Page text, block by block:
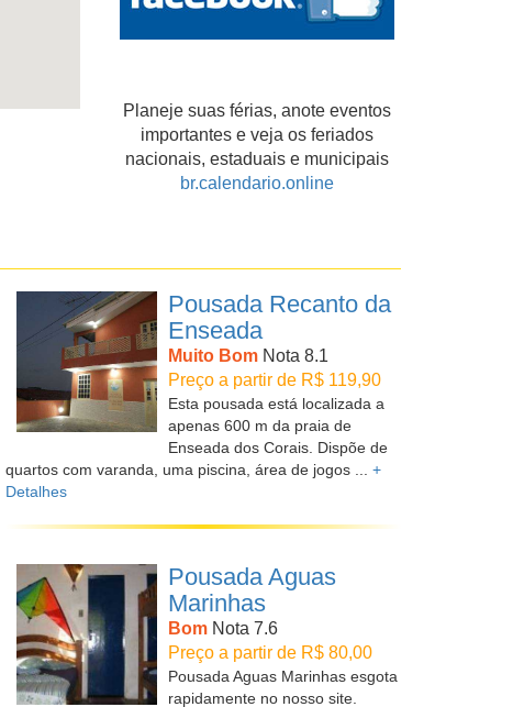
Planeje suas férias, anote eventos
importantes e veja os feriados
nacionais, estaduais e municipais
br.calendario.online
Pousada Recanto da
Enseada
Muito Bom Nota 8.1
Preço a partir de R$ 119,90
Esta pousada está localizada a
apenas 600 m da praia de
Enseada dos Corais. Dispõe de
quartos com varanda, uma piscina, área de jogos ... +
Detalhes
Pousada Aguas
Marinhas
Bom Nota 7.6
Preço a partir de R$ 80,00
Pousada Aguas Marinhas esgota
rapidamente no nosso site.